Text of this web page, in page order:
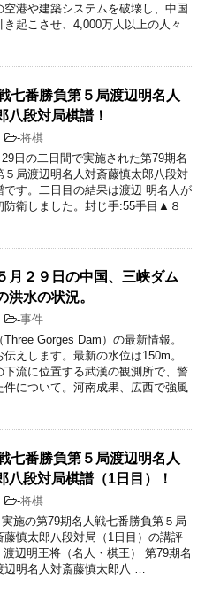
空港や建築システムを破壊し、中国
起こさせ、4,000万人以上の人々
七番勝負第５局渡辺明名人
八段対局棋譜！
-将棋
日の二日間で実施された第79期名
５局渡辺明名人対斎藤慎太郎八段対
です。二日目の結果は渡辺 明名人が
防衛しました。封じ手:55手目▲８
月２９日の中国、三峡ダム
洪水の状況。
-事件
Gorges Dam）の最新情報。
えします。最新の水位は150m。
下流に位置する武漢の観測所で、警
件について。河南成果、広西で強風
七番勝負第５局渡辺明名人
八段対局棋譜（1日目）！
-将棋
施の第79期名人戦七番勝負第５局
藤慎太郎八段対局（1日目）の講評
辺明王将（名人・棋王） 第79期名
辺明名人対斎藤慎太郎八 …